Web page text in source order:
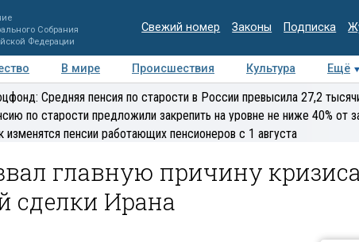
Собрания
Федерации
Свежий номер Законы Подписка
В мире Происшествия Культура Ещё
Регионы Медиацентр Интервью Колумнисты
Средняя пенсия по старости в России превысила 27,2
по старости предложили закрепить на уровне не ниже 40% от
изменятся пенсии работающих пенсионеров с 1 августа
главную причину
сделки Ирана